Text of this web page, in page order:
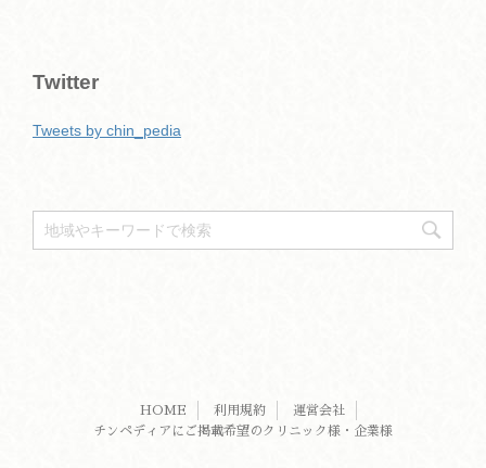
Twitter
Tweets by chin_pedia
HOME 利用規約
運営会社
チンペディアにご掲載希望のクリニック様・企業様